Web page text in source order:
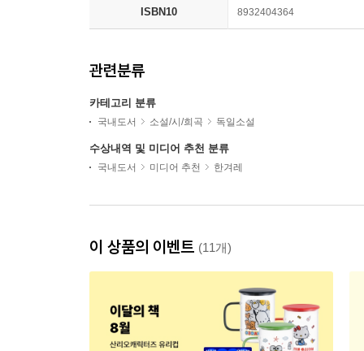
ISBN10 8932404364
관련분류
카테고리 분류
국내도서 소설/시/희곡 독일소설
수상내역 및 미디어 추천 분류
국내도서 미디어 추천 한겨레
이 상품의 이벤트 (11개)